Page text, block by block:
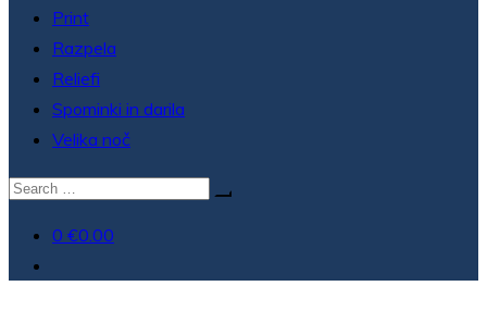
Print
Razpela
Reliefi
Spominki in darila
Velika noč
Išči:
0 €0.00